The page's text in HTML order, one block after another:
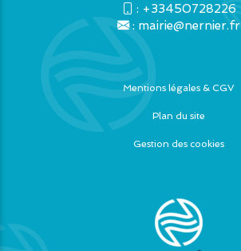
: +33450728226
: mairie@nernier.fr
Mentions légales & CGV
Plan du site
Gestion des cookies